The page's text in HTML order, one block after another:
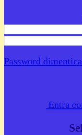
Password
Entra